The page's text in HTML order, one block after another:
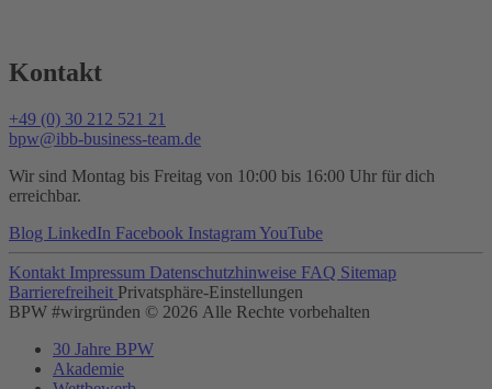
Kontakt
+49 (0) 30 212 521 21
bpw@ibb-business-team.de
Wir sind Montag bis Freitag von 10:00 bis 16:00 Uhr für dich
erreichbar.
Blog LinkedIn Facebook Instagram YouTube
Kontakt Impressum Datenschutzhinweise FAQ Sitemap
Barrierefreiheit Privatsphäre-Einstellungen
BPW #wirgründen © 2026 Alle Rechte vorbehalten
30 Jahre BPW
Akademie